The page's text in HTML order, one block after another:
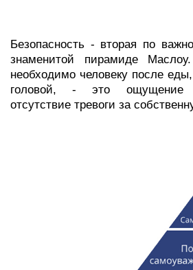
Безопасность - вторая по
знаменитой пирамиде
необходимо человеку после
головой, - это ощущение
отсутствие тревоги за